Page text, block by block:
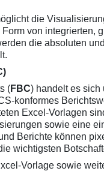
die
von integrierten,
die absoluten
(FBC) handelt es sich
konformes
Excel-Vorlagen
sowie eine
Berichte können
wichtigsten
Vorlage sowie